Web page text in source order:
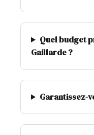
Quel budget
Gaillarde ?
Garantissez-